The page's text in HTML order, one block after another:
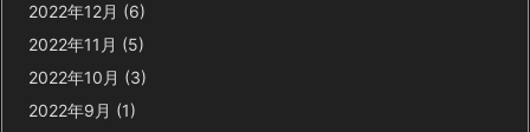
2022年12月 (6)
2022年11月 (5)
2022年10月 (3)
2022年9月 (1)